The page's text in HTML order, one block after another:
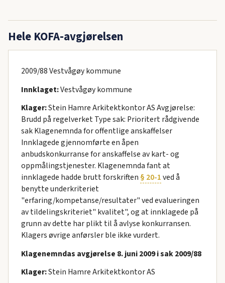
Hele KOFA-avgjørelsen
2009/88 Vestvågøy kommune
Innklaget:Vestvågøy kommune
Klager:Stein Hamre Arkitektkontor AS Avgjørelse:
Brudd på regelverket Type sak: Prioritert rådgivende
sak Klagenemnda for offentlige anskaffelser
Innklagede gjennomførte en åpen
anbudskonkurranse for anskaffelse av kart- og
oppmålingstjenester. Klagenemnda fant at
innklagede hadde brutt forskriften § 20-1ved å
benytte underkriteriet
"erfaring/kompetanse/resultater" ved evalueringen
av tildelingskriteriet" kvalitet", og at innklagede på
grunn av dette har plikt til å avlyse konkurransen.
Klagers øvrige anførsler ble ikke vurdert.
Klagenemndas avgjørelse 8. juni 2009 i sak 2009/88
Klager:Stein Hamre Arkitektkontor AS